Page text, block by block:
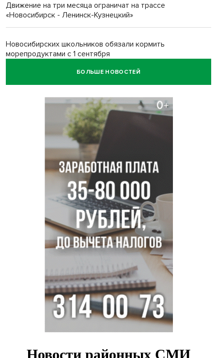
Движение на три месяца ограничат на трассе
«Новосибирск - Ленинск-Кузнецкий»
Новосибирских школьников обязали кормить
морепродуктами с 1 сентября
Июль-2026 вошел в топ-6 самых жарких за все время
Секрет при выборе макарон раскрыла новосибирцам
эксперт Ольга Широкова
Перец-змея вырос в огороде жительницы
Полная программа празднования Дня физкультурника
опубликована в Новосибирске
БОЛЬШЕ НОВОСТЕЙ